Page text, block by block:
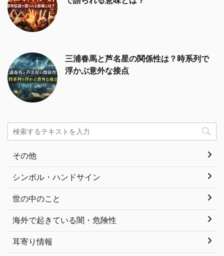
三浦春馬と芦名星の関係性は？時系列で
浮かぶ意外な接点
その他
シンボル・ハンドサイン
世の中のこと
海外で起きている闇・危険性
耳寄り情報